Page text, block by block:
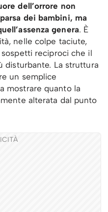
dell’orrore non
dei bambini, ma
genera. È
nelle colpe taciute,
reciproci che il
disturbante. La struttura
un semplice
mostrare quanto la
alterata dal punto